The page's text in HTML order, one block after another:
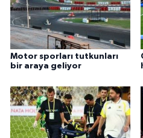
Motor sporları tutkunları
bir araya geliyor